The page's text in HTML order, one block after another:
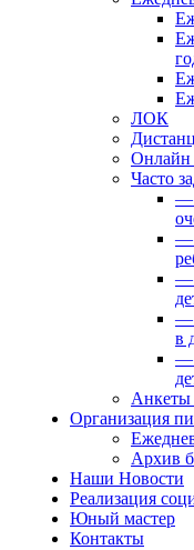
ЛОК
Онлайн
Часто
—
—
—
—
в
—
Анкеты
Организация
Архив
Наши Новости
Реализация
Юный мастер
Контакты